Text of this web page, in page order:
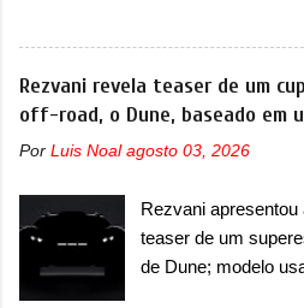
nada os primeiros
imagens teaser, se
com um novo para-
passa a trazer um
destacado que
faróis. Ele ainda
novo abaixo do
inferio...
como uma marca
Fang Cheng Bao
voltada a
uma pegada mais
muito bem com o
5 e Bao 8, além do
de... sedãs.
Formula S será o
Fang Cheng Bao,
Rezvani revela teaser de um
off-road, o Dune, baseado em
Por Luis Noal agosto 03, 2026
Rezvani
teaser de um
de Dune; modelo